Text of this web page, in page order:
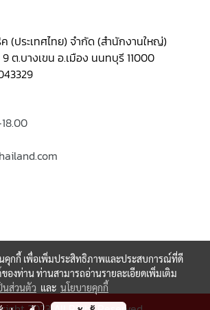
(ประเทศไทย) จำกัด (สำนักงานใหญ่)
ต.บางเขน อ.เมือง นนทบุรี 11000
นคุกกี้ เพื่อเพิ่มประสิทธิภาพและประสบการณ์ที่ดี
ของท่าน ท่านสามารถอ่านรายละเอียดเพิ่มเติม
นส่วนตัว และ นโยบายคุกกี้